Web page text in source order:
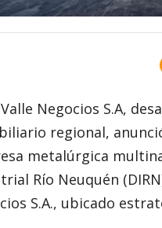
Negocios S.A,
regional,
metalúrgica
Río Neuquén
S.A., ubicado